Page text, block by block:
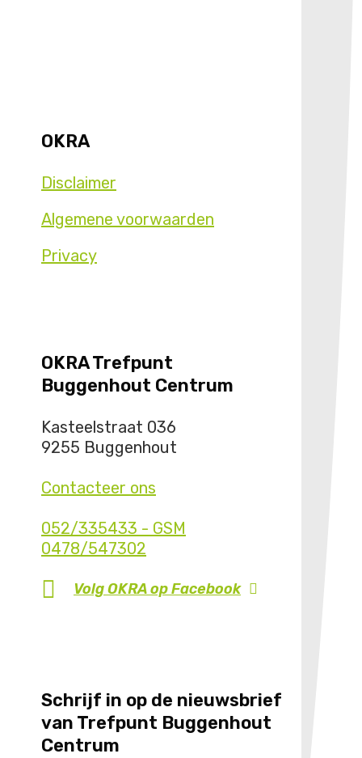
OKRA
Disclaimer
Algemene voorwaarden
Privacy
OKRA Trefpunt
Buggenhout Centrum
Kasteelstraat 036
9255 Buggenhout
Contacteer ons
052/335433 - GSM
0478/547302
Volg OKRA opFacebook
Schrijf in op de nieuwsbrief
van Trefpunt Buggenhout
Centrum